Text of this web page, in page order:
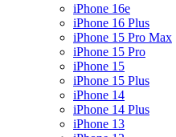
iPhone 16e
iPhone 16 Plus
iPhone 15 Pro Max
iPhone 15 Pro
iPhone 15
iPhone 15 Plus
iPhone 14
iPhone 14 Plus
iPhone 13